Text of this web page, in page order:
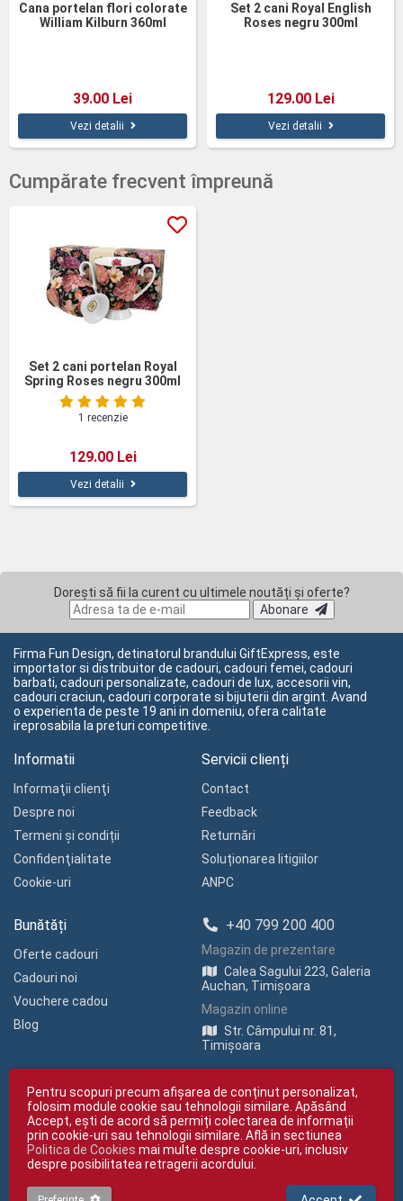
Cana portelan flori colorate
William Kilburn 360ml
39.00 Lei
Vezi detalii
Set 2 cani Royal English
Roses negru 300ml
129.00 Lei
Vezi detalii
Cumpărate frecvent împreună
Set 2 cani portelan Royal
Spring Roses negru 300ml
1 recenzie
129.00 Lei
Vezi detalii
Dorești să fii la curent cu ultimele noutăți și oferte?
Abonare
Firma Fun Design, detinatorul brandului GiftExpress, este
importator si distribuitor de cadouri, cadouri femei, cadouri
barbati, cadouri personalizate, cadouri de lux, accesorii vin,
cadouri craciun, cadouri corporate si bijuterii din argint. Avand
o experienta de peste 19 ani in domeniu, ofera calitate
ireprosabila la preturi competitive.
Informatii
Informaţii clienţi
Despre noi
Termeni și condiții
Confidenţialitate
Cookie-uri
Servicii clienți
Contact
Feedback
Returnări
Soluționarea litigiilor
ANPC
Bunătăți
Oferte cadouri
Cadouri noi
Vouchere cadou
Blog
+40 799 200 400
Magazin de prezentare
Calea Sagului 223, Galeria
Auchan, Timișoara
Magazin online
Str. Câmpului nr. 81,
Timișoara
Copyright © giftexpress.ro | Toate drepturile rezervate
giftexpress.ro aparține de Fun Design SRL (CUI RO 15651694, Nr. Reg. Com.
giftexpress.ro folosește cookie-uri. Prețurile afișate includ TVA
Pentru scopuri precum afișarea de conținut personalizat,
folosim module cookie sau tehnologii similare. Apăsând
Accept, ești de acord să permiți colectarea de informații
prin cookie-uri sau tehnologii similare. Află in sectiunea
Politica de Cookies mai multe despre cookie-uri, inclusiv
despre posibilitatea retragerii acordului.